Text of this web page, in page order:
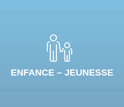
ENFANCE – JEUNESSE